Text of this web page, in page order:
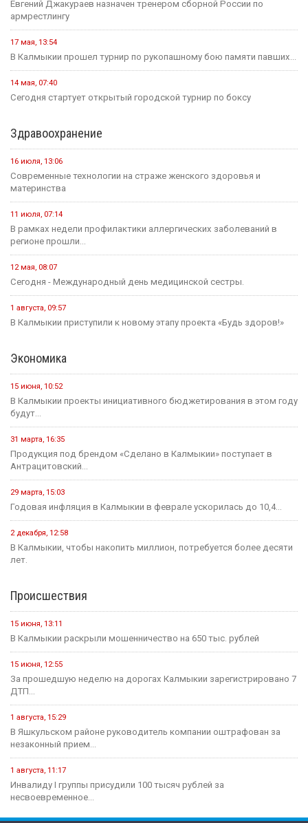
Евгений Джакураев назначен тренером сборной России по
армрестлингу
17 мая, 13:54
В Калмыкии прошел турнир по рукопашному бою памяти павших...
14 мая, 07:40
Сегодня стартует открытый городской турнир по боксу
Здравоохранение
16 июля, 13:06
Современные технологии на страже женского здоровья и
материнства
11 июля, 07:14
В рамках недели профилактики аллергических заболеваний в
регионе прошли...
12 мая, 08:07
Сегодня - Международный день медицинской сестры.
1 августа, 09:57
В Калмыкии приступили к новому этапу проекта «Будь здоров!»
Экономика
15 июня, 10:52
В Калмыкии проекты инициативного бюджетирования в этом году
будут...
31 марта, 16:35
Продукция под брендом «Сделано в Калмыкии» поступает в
Антрацитовский...
29 марта, 15:03
Годовая инфляция в Калмыкии в феврале ускорилась до 10,4...
2 декабря, 12:58
В Калмыкии, чтобы накопить миллион, потребуется более десяти
лет.
Происшествия
15 июня, 13:11
В Калмыкии раскрыли мошенничество на 650 тыс. рублей
15 июня, 12:55
За прошедшую неделю на дорогах Калмыкии зарегистрировано 7
ДТП...
1 августа, 15:29
В Яшкульском районе руководитель компании оштрафован за
незаконный прием...
1 августа, 11:17
Инвалиду I группы присудили 100 тысяч рублей за
несвоевременное...